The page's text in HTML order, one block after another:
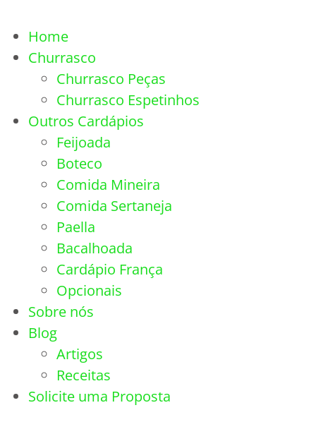
Home
Churrasco
Churrasco Peças
Churrasco Espetinhos
Outros Cardápios
Feijoada
Boteco
Comida Mineira
Comida Sertaneja
Paella
Bacalhoada
Cardápio França
Opcionais
Sobre nós
Blog
Artigos
Receitas
Solicite uma Proposta